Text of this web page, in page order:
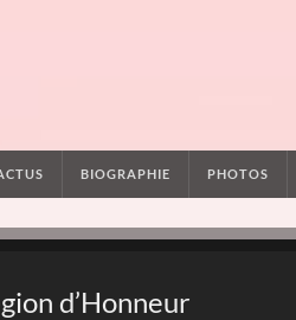
BIOGRAPHIE PHOTOS
d’Honneur